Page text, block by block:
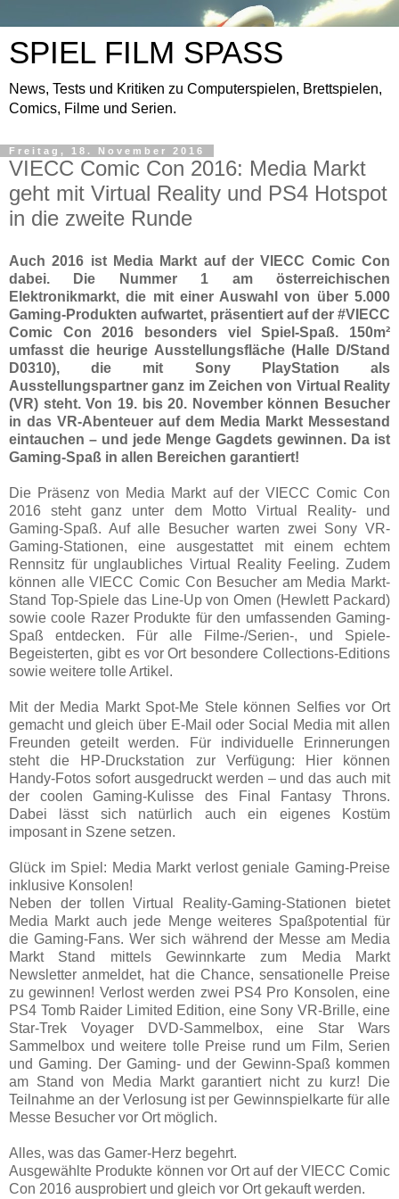
SPIEL FILM SPASS
News, Tests und Kritiken zu Computerspielen, Brettspielen,
Comics, Filme und Serien.
Freitag, 18. November 2016
VIECC Comic Con 2016: Media Markt
geht mit Virtual Reality und PS4 Hotspot
in die zweite Runde
Auch 2016 ist Media Markt auf der VIECC Comic Con
dabei. Die Nummer 1 am österreichischen
Elektronikmarkt, die mit einer Auswahl von über 5.000
Gaming-Produkten aufwartet, präsentiert auf der #VIECC
Comic Con 2016 besonders viel Spiel-Spaß. 150m²
umfasst die heurige Ausstellungsfläche (Halle D/Stand
D0310), die mit Sony PlayStation als
Ausstellungspartner ganz im Zeichen von Virtual Reality
(VR) steht. Von 19. bis 20. November können Besucher
in das VR-Abenteuer auf dem Media Markt Messestand
eintauchen – und jede Menge Gagdets gewinnen. Da ist
Gaming-Spaß in allen Bereichen garantiert!
Die Präsenz von Media Markt auf der VIECC Comic Con
2016 steht ganz unter dem Motto Virtual Reality- und
Gaming-Spaß. Auf alle Besucher warten zwei Sony VR-
Gaming-Stationen, eine ausgestattet mit einem echtem
Rennsitz für unglaubliches Virtual Reality Feeling. Zudem
können alle VIECC Comic Con Besucher am Media Markt-
Stand Top-Spiele das Line-Up von Omen (Hewlett Packard)
sowie coole Razer Produkte für den umfassenden Gaming-
Spaß entdecken. Für alle Filme-/Serien-, und Spiele-
Begeisterten, gibt es vor Ort besondere Collections-Editions
sowie weitere tolle Artikel.
Mit der Media Markt Spot-Me Stele können Selfies vor Ort
gemacht und gleich über E-Mail oder Social Media mit allen
Freunden geteilt werden. Für individuelle Erinnerungen
steht die HP-Druckstation zur Verfügung: Hier können
Handy-Fotos sofort ausgedruckt werden – und das auch mit
der coolen Gaming-Kulisse des Final Fantasy Throns.
Dabei lässt sich natürlich auch ein eigenes Kostüm
imposant in Szene setzen.
Glück im Spiel: Media Markt verlost geniale Gaming-Preise
inklusive Konsolen!
Neben der tollen Virtual Reality-Gaming-Stationen bietet
Media Markt auch jede Menge weiteres Spaßpotential für
die Gaming-Fans. Wer sich während der Messe am Media
Markt Stand mittels Gewinnkarte zum Media Markt
Newsletter anmeldet, hat die Chance, sensationelle Preise
zu gewinnen! Verlost werden zwei PS4 Pro Konsolen, eine
PS4 Tomb Raider Limited Edition, eine Sony VR-Brille, eine
Star-Trek Voyager DVD-Sammelbox, eine Star Wars
Sammelbox und weitere tolle Preise rund um Film, Serien
und Gaming. Der Gaming- und der Gewinn-Spaß kommen
am Stand von Media Markt garantiert nicht zu kurz! Die
Teilnahme an der Verlosung ist per Gewinnspielkarte für alle
Messe Besucher vor Ort möglich.
Alles, was das Gamer-Herz begehrt.
Ausgewählte Produkte können vor Ort auf der VIECC Comic
Con 2016 ausprobiert und gleich vor Ort gekauft werden.